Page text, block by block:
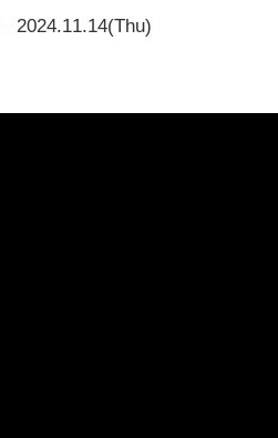
2024.11.14(Thu)